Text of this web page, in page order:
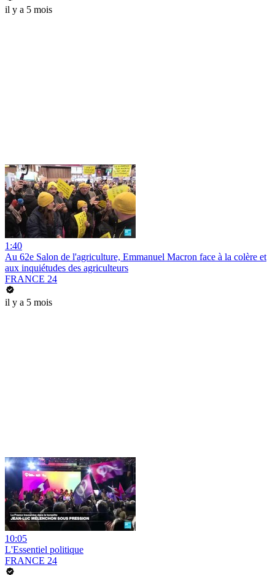
il y a 5 mois
1:40
Au 62e Salon de l'agriculture, Emmanuel Macron face à la colère et
aux inquiétudes des agriculteurs
FRANCE 24
il y a 5 mois
10:05
L'Essentiel politique
FRANCE 24